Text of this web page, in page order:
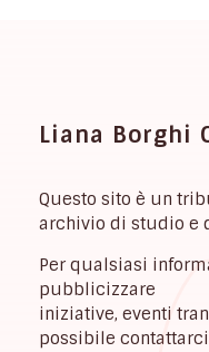
Liana Borghi
Questo sito è un
archivio di studio e
Per qualsiasi
pubblicizzare
iniziative, eventi
possibile